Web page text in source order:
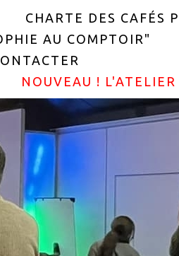
CHARTE DES CAFÉS
AU COMPTOIR"
NOUVEAU ! L'ATELIER